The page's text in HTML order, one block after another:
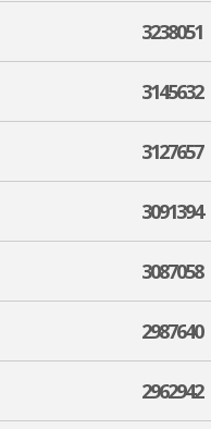
3238051
3145632
3127657
3091394
3087058
2987640
2962942